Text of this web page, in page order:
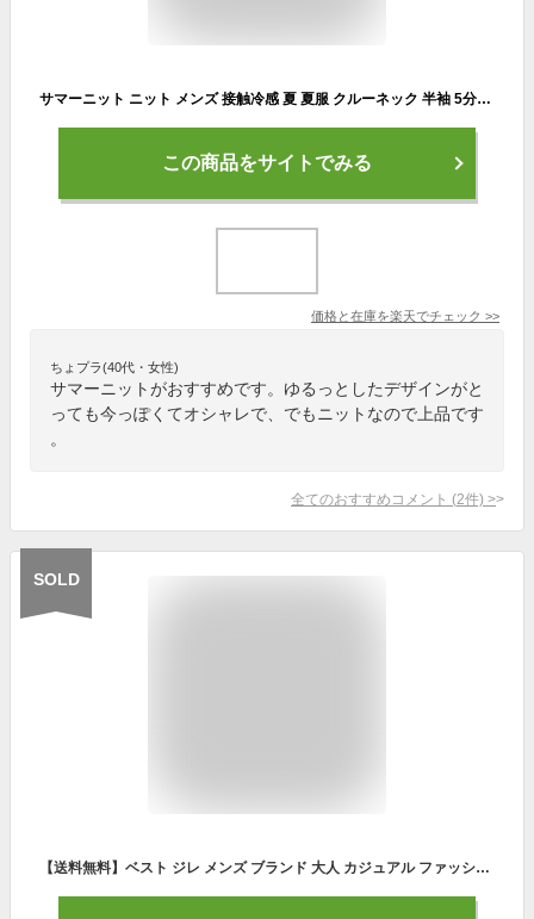
サマーニット ニット メンズ 接触冷感 夏 夏服 クルーネック 半袖 5分袖 ハーフスリーブ ビッグシルエット オーバーサイズ ホワイト グレー ベージュ サックス ブルー ブラック グリーン ネイビー 無地 S M L XL
この商品をサイトでみる
価格と在庫を楽天でチェック >>
ちょプラ(40代・女性)
サマーニットがおすすめです。ゆるっとしたデザインがと
っても今っぽくてオシャレで、でもニットなので上品です
。
全てのおすすめコメント (2件) >
SOLD
【送料無料】ベスト ジレ メンズ ブランド 大人 カジュアル ファッション ノースリーブ スリーブレス ジャケット 無地 シンプル ポケット ブラック ベージュ チャコール トップス 羽織り きれいめ きれい目 レイヤード M L CavariA キャバリア【郵】【あす楽対応】